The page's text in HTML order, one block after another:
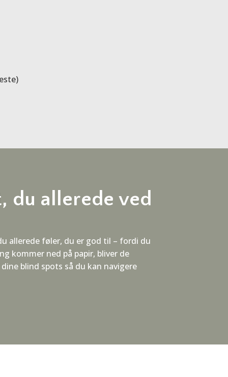
du allerede ved
allerede føler, du er god til – fordi du
kommer ned på papir, bliver de
blind spots så du kan navigere